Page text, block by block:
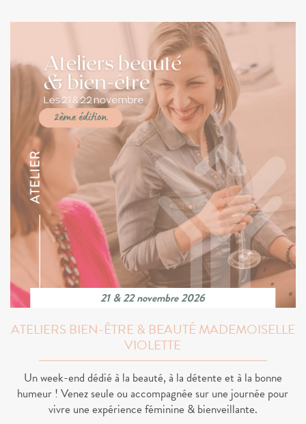
21 & 22 novembre 2026
ATELIERS BIEN-ÊTRE & BEAUTÉ MADEMOISELLE
VIOLETTE
Un week-end dédié à la beauté, à la détente et à la bonne
humeur ! Venez seule ou accompagnée sur une journée pour
vivre une expérience féminine & bienveillante.